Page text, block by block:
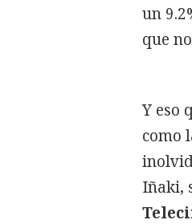
un
que
Y eso
como
Iñaki,